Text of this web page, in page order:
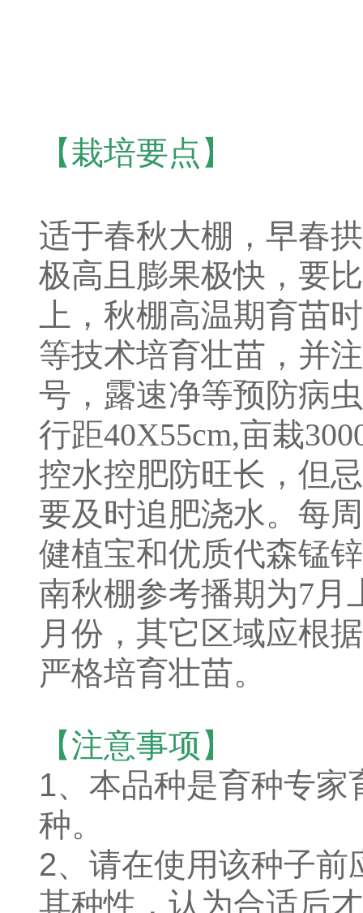
【栽培要点】
适于春秋大棚，早春
极高且膨果极快，要
上，秋棚高温期育苗
等技术培育壮苗，并
号，露速净等预防病
行距40X55cm,亩栽
控水控肥防旺长，但
要及时追肥浇水。每
健植宝和优质代森锰
南秋棚参考播期为7月
月份，其它区域应根
严格培育壮苗。
【注意事项】
1、本品种是育种专
种。
2、请在使用该种子
其种性，认为合适后